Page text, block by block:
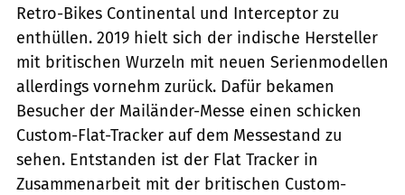
Retro-Bikes Continental und Interceptor zu
enthüllen. 2019 hielt sich der indische Hersteller
mit britischen Wurzeln mit neuen Serienmodellen
allerdings vornehm zurück. Dafür bekamen
Besucher der Mailänder-Messe einen schicken
Custom-Flat-Tracker auf dem Messestand zu
sehen. Entstanden ist der Flat Tracker in
Zusammenarbeit mit der britischen Custom-